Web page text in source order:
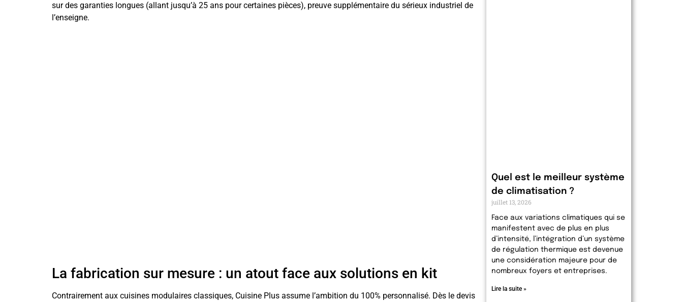
sur des garanties longues (allant jusqu’à 25 ans pour certaines pièces), preuve supplémentaire du sérieux industriel de
l’enseigne.
La fabrication sur mesure : un atout face aux solutions en kit
Contrairement aux cuisines modulaires classiques, Cuisine Plus assume l’ambition du 100% personnalisé. Dès le devis
Quel est le meilleur système
de climatisation ?
juillet 13, 2026
Face aux variations climatiques qui se
manifestent avec de plus en plus
d’intensité, l’intégration d’un système
de régulation thermique est devenue
une considération majeure pour de
nombreux foyers et entreprises.
Lire la suite »